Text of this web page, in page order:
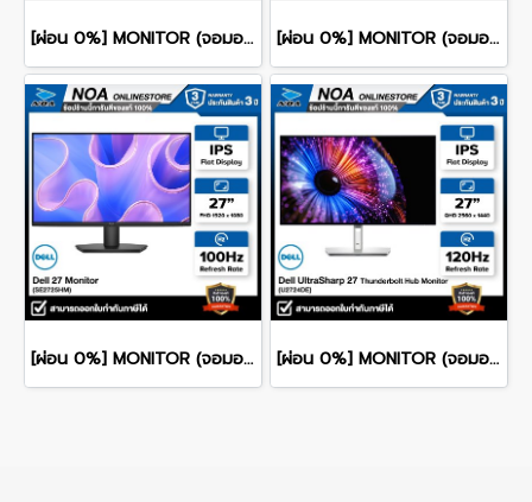
[ผ่อน 0%] MONITOR (จอมอนิเตอร์) DELL ULTRASHARP 27 U2724D 27" QHD IPS 120Hz รับประกันศูนย์ไทย 3ปี [ผ่อน 0%] MONITOR (จอมอนิเตอร์) DELL ULTRASHARP 24 U2424H 24" FHD IPS 120Hz รับประกันศูนย์ไทย 3ปี
[ผ่อน 0%] MONITOR (จอมอนิเตอร์) DELL 27 SE2725HM 27" FHD IPS 100Hz รับประกันศูนย์ไทย 3ปี [ผ่อน 0%] MONITOR (จอมอนิเตอร์) DELL ULTRASHARP 27 U2724DE 27" QHD IPS 120Hz รับประกันศูนย์ไทย 3ปี